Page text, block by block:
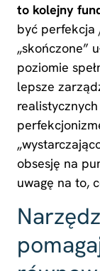
to kolejny
być perfekcja
„skończone”
poziomie
lepsze
obsesję na
uwagę na to,